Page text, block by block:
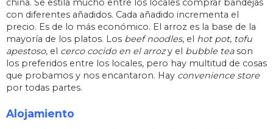
china. Se estila mucho entre los locales comprar bandejas
con diferentes añadidos. Cada añadido incrementa el
precio. Es de lo más económico. El arroz es la base de la
mayoría de los platos. Los beef noodles, el hot pot, tofu
apestoso, el cerco cocido en el arrozy el bubble teason
los preferidos entre los locales, pero hay multitud de cosas
que probamos y nos encantaron. Hay convenience store
por todas partes.
Alojamiento